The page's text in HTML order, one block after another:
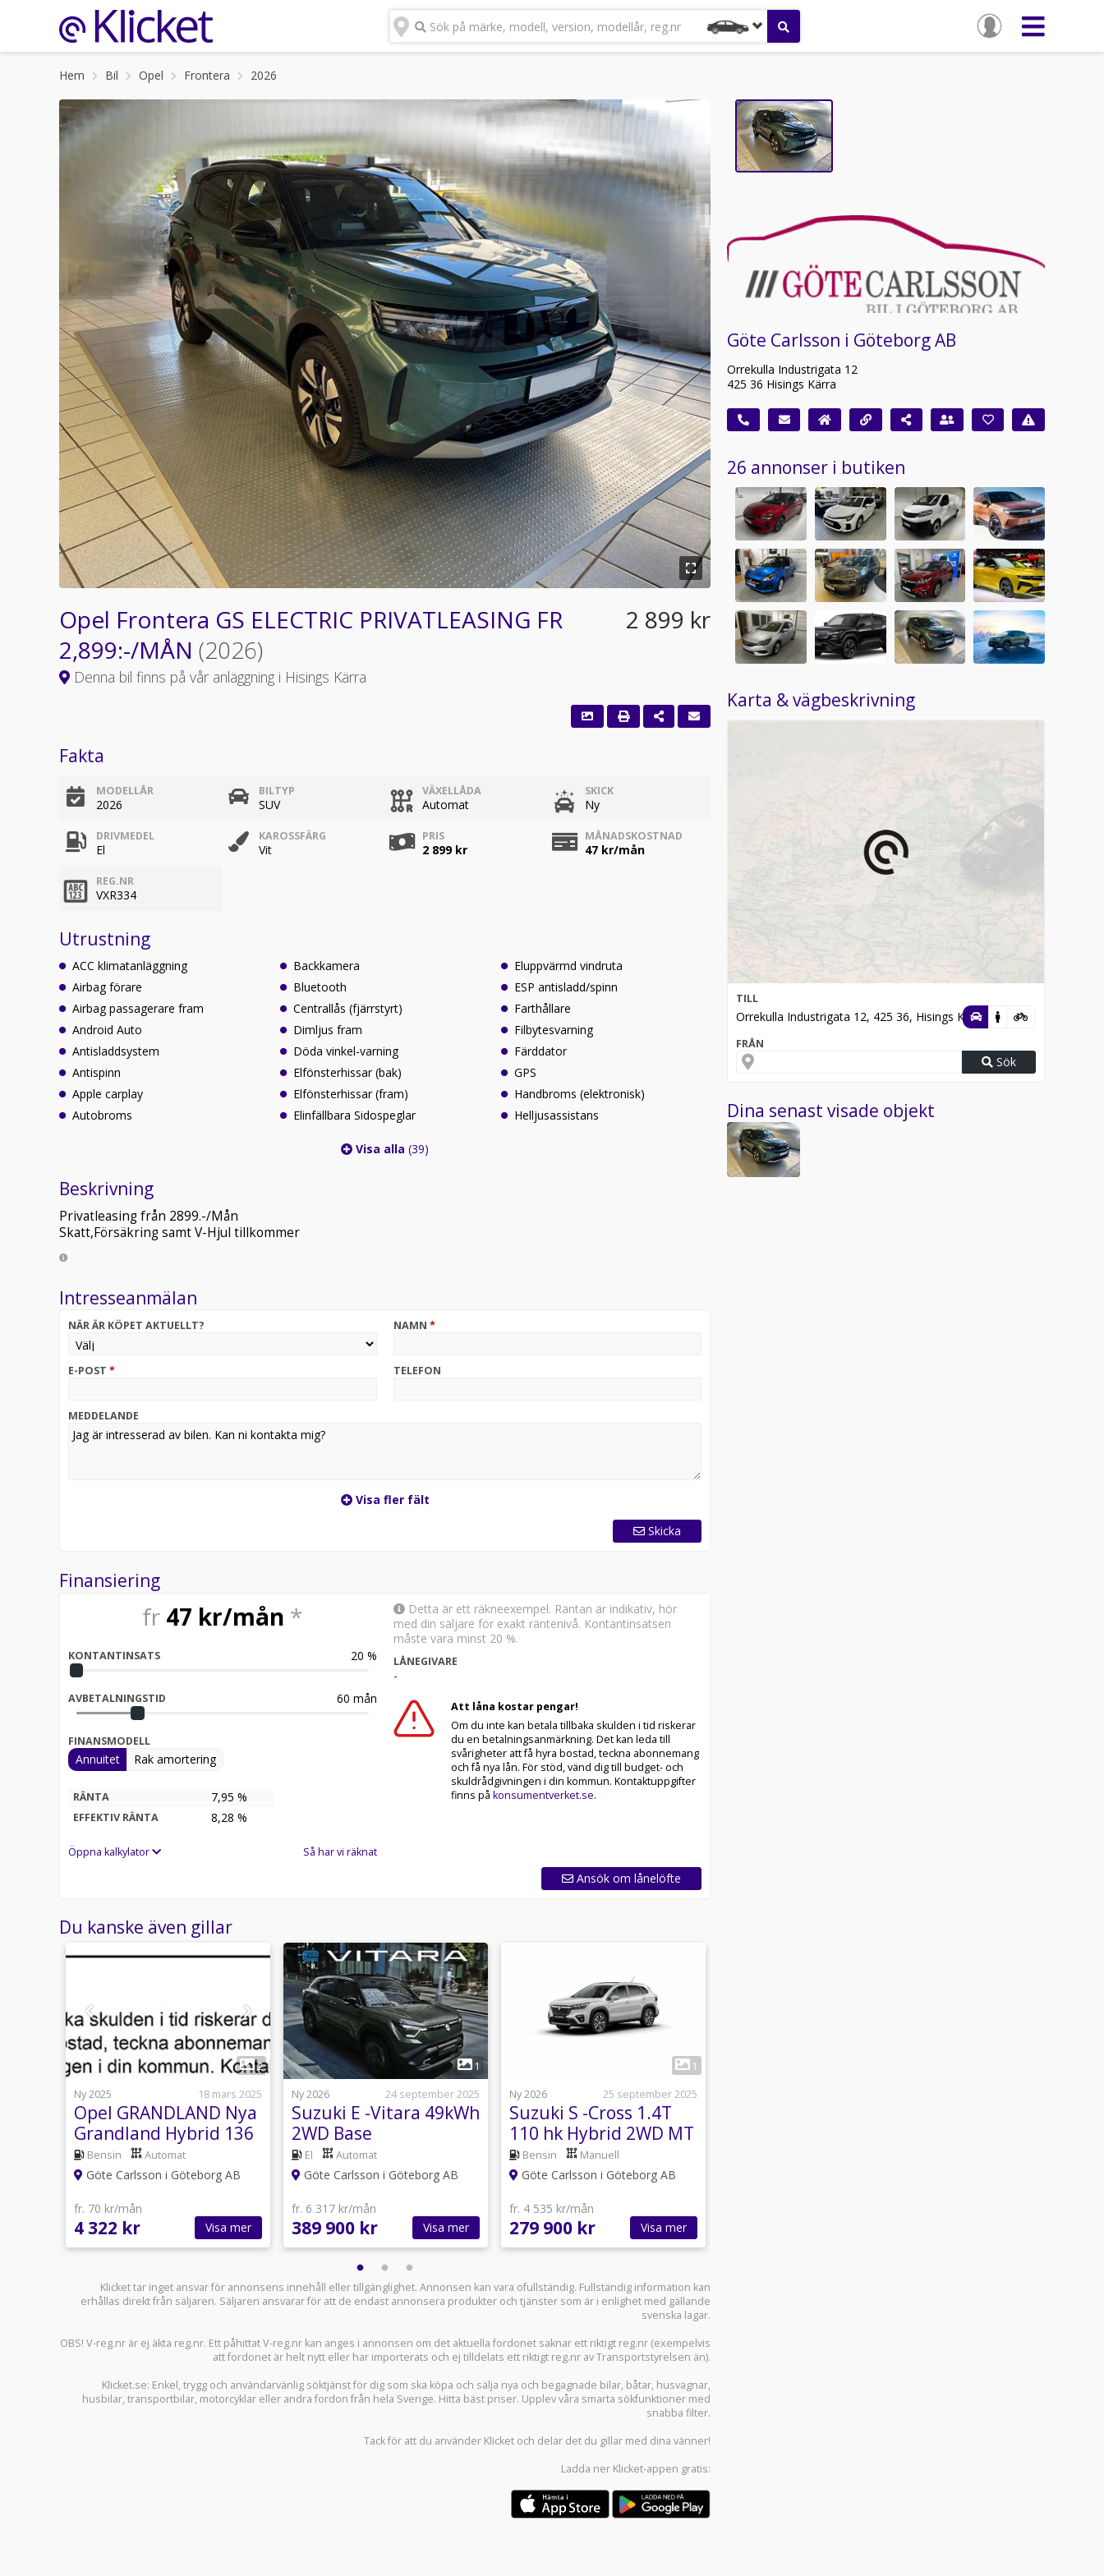
Sök på märke, modell, version, modellår, reg.nr
Hem Bil Opel Frontera 2026
Opel Frontera GS ELECTRIC PRIVATLEASING FR
2,899:-/MÅN (2026)
Denna bil finns på vår anläggning i Hisings Kärra
2 899 kr
Fakta
MODELLÅR
2026
BILTYP
SUV
VÄXELLÅDA
Automat
SKICK
Ny
DRIVMEDEL
El
KAROSSFÄRG
Vit
PRIS
2 899 kr
MÅNADSKOSTNAD
47kr/mån
REG.NR
VXR334
Utrustning
ACC klimatanläggning
Airbag förare
Airbag passagerare fram
Android Auto
Antisladdsystem
Antispinn
Apple carplay
Autobroms
Backkamera
Bluetooth
Centrallås (fjärrstyrt)
Dimljus fram
Döda vinkel-varning
Elfönsterhissar (bak)
Elfönsterhissar (fram)
Elinfällbara Sidospeglar
Eluppvärmd vindruta
ESP antisladd/spinn
Farthållare
Filbytesvarning
Färddator
GPS
Handbroms (elektronisk)
Helljusassistans
Visa alla(39)
Beskrivning
Privatleasing från 2899.-/Mån
Skatt,Försäkring samt V-Hjul tillkommer
Intresseanmälan
NÄR ÄR KÖPET AKTUELLT? NAMN *
E-POST * TELEFON
MEDDELANDE
Visa fler fält
Skicka
Finansiering
fr 47 kr/mån *
KONTANTINSATS 20 %
AVBETALNINGSTID 60 mån
FINANSMODELL
Annuitet Rak amortering
RÄNTA 7,95 %
EFFEKTIV RÄNTA 8,28 %
Öppna kalkylator Så har vi räknat
Detta är ett räkneexempel. Räntan är indikativ, hör
med din säljare för exakt räntenivå. Kontantinsatsen
måste vara minst 20 %.
LÅNEGIVARE
-
Att låna kostar pengar!
Om du inte kan betala tillbaka skulden i tid riskerar
du en betalningsanmärkning. Det kan leda till
svårigheter att få hyra bostad, teckna abonnemang
och få nya lån. För stöd, vänd dig till budget- och
skuldrådgivningen i din kommun. Kontaktuppgifter
finns på konsumentverket.se.
Ansök om lånelöfte
Du kanske även gillar
1
2
Ny 2025
18 mars 2025
Opel GRANDLAND Nya
Grandland Hybrid 136
eDCT Euro 6
Bensin Automat
Göte Carlsson i Göteborg AB
fr. 70 kr/mån
4 322 kr Visa mer
1
Ny 2026
24 september 2025
Suzuki E -Vitara 49kWh
2WD Base
El Automat
Göte Carlsson i Göteborg AB
fr. 6 317 kr/mån
389 900 kr Visa mer
1
Ny 2026
25 september 2025
Suzuki S -Cross 1.4T
110 hk Hybrid 2WD MT
Base
Bensin Manuell
Göte Carlsson i Göteborg AB
fr. 4 535 kr/mån
279 900 kr Visa mer
Klicket tar inget ansvar för annonsens innehåll eller tillgänglighet. Annonsen kan vara ofullständig. Fullständig information kan
erhållas direkt från säljaren. Säljaren ansvarar för att de endast annonsera produkter och tjänster som är i enlighet med gällande
svenska lagar.
OBS! V-reg.nr är ej äkta reg.nr. Ett påhittat V-reg.nr kan anges i annonsen om det aktuella fordonet saknar ett riktigt reg.nr (exempelvis
att fordonet är helt nytt eller har importerats och ej tilldelats ett riktigt reg.nr av Transportstyrelsen än).
Klicket.se: Enkel, trygg och användarvänlig söktjänst för dig som ska köpa och sälja nya och begagnade bilar, båtar, husvagnar,
husbilar,transportbilar, motorcyklar eller andra fordon från hela Sverige. Hitta bäst priser. Upplev våra smarta sökfunktioner med
snabba filter.
Tack för att du använder Klicket och delar det du gillar med dina vänner!
Ladda ner Klicket-appen gratis:
Göte Carlsson i Göteborg AB
Orrekulla Industrigata 12
425 36 Hisings Kärra
26 annonser i butiken
Karta & vägbeskrivning
TILL
Orrekulla Industrigata 12, 425 36, Hisings Kärra
FRÅN
Sök
Dina senast visade objekt